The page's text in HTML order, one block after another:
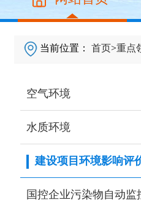
当前位置：首页>重点
空气环境
水质环境
建设项目环境影响评
国控企业污染物自动监